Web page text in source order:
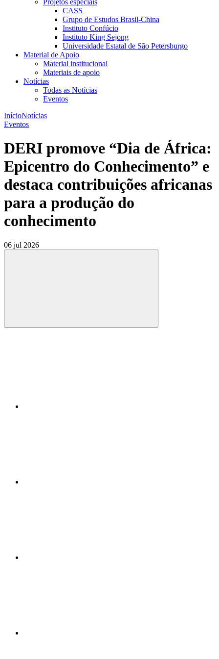
Projetos especiais
CASS
Grupo de Estudos Brasil-China
Instituto Confúcio
Instituto King Sejong
Universidade Estatal de São Petersburgo
Material de Apoio
Material institucional
Materiais de apoio
Notícias
Todas as Notícias
Eventos
InícioNotícias
Eventos
DERI promove “Dia de África:
Epicentro do Conhecimento” e
destaca contribuições africanas
para a produção do
conhecimento
06 jul 2026
Compartilhar